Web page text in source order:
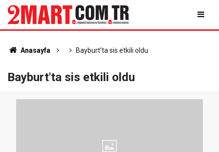
Anasayfa Bayburt'ta sis etkili oldu
Bayburt'ta sis etkili oldu